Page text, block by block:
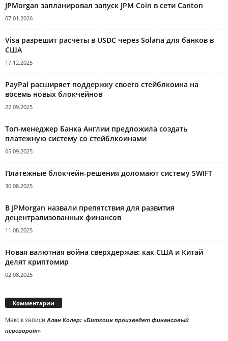
JPMorgan запланировал запуск JPM Coin в сети Canton
07.01.2026
Visa разрешит расчеты в USDC через Solana для банков в
США
17.12.2025
PayPal расширяет поддержку своего стейблкоина на
восемь новых блокчейнов
22.09.2025
Топ-менеджер Банка Англии предложила создать
платежную систему со стейблкоинами
05.09.2025
Платежные блокчейн-решения доломают систему SWIFT
30.08.2025
В JPMorgan назвали препятствия для развития
децентрализованных финансов
11.08.2025
Новая валютная война сверхдержав: как США и Китай
делят криптомир
02.08.2025
Комментарии
Макс к записи Алан Колер: «Биткоин произведет финансовый
переворот»